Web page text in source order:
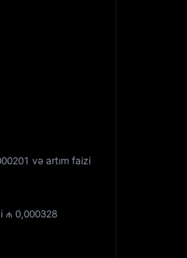
və artım faizi
₼ 0,000328